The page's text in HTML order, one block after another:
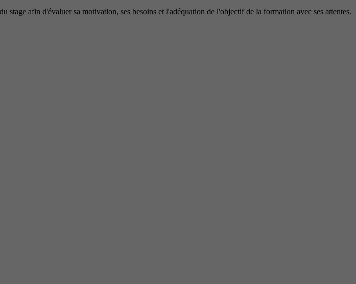
stage afin d'évaluer sa motivation, ses besoins et l'adéquation de l'objectif de la formation avec ses attentes.